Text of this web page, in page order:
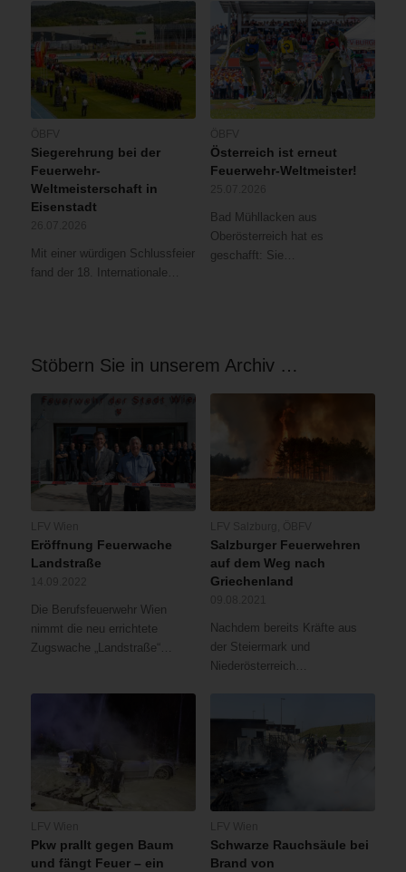
Siegerehrung bei der
Feuerwehr-
Weltmeisterschaft in
Eisenstadt
Mit einer würdigen Schlussfeier
fand der 18. Internationale…
Österreich ist erneut
Feuerwehr-Weltmeister!
Bad Mühllacken aus
Oberösterreich hat es
geschafft: Sie…
Stöbern Sie in unserem Archiv …
Eröffnung Feuerwache
Landstraße
Die Berufsfeuerwehr Wien
nimmt die neu errichtete
Zugswache „Landstraße“…
Salzburger Feuerwehren
auf dem Weg nach
Griechenland
Nachdem bereits Kräfte aus
der Steiermark und
Niederösterreich…
Pkw prallt gegen Baum
und fängt Feuer – ein
Schwarze Rauchsäule bei
Brand von